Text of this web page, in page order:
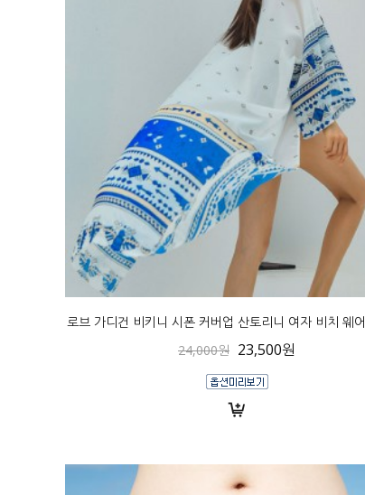
로브 가디건 비키니 시폰 커버업 산토리니 여자 비치 웨어
24,000원 23,500원